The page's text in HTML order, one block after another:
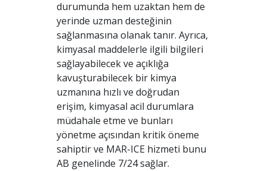
durumunda hem uzaktan hem de
yerinde uzman desteğinin
sağlanmasına olanak tanır. Ayrıca,
kimyasal maddelerle ilgili bilgileri
sağlayabilecek ve açıklığa
kavuşturabilecek bir kimya
uzmanına hızlı ve doğrudan
erişim, kimyasal acil durumlara
müdahale etme ve bunları
yönetme açısından kritik öneme
sahiptir ve MAR-ICE hizmeti bunu
AB genelinde 7/24 sağlar.